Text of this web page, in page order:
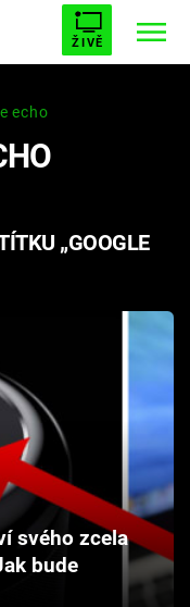
ŽIVĚ
UPÍRŮ
echo
„GOOGLE
svého zcela
bude